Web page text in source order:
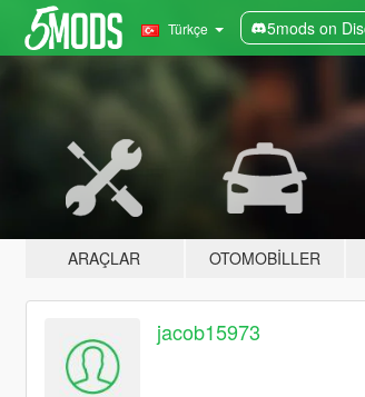
Türkçe 5mods on
ARAÇLAR OTOMOBILLER
jacob15973